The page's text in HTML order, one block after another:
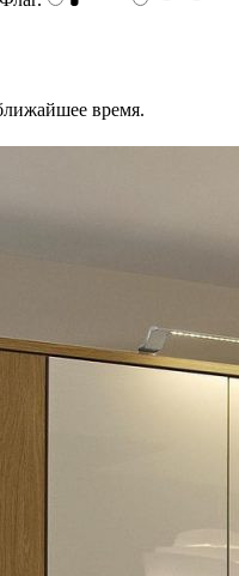
время.